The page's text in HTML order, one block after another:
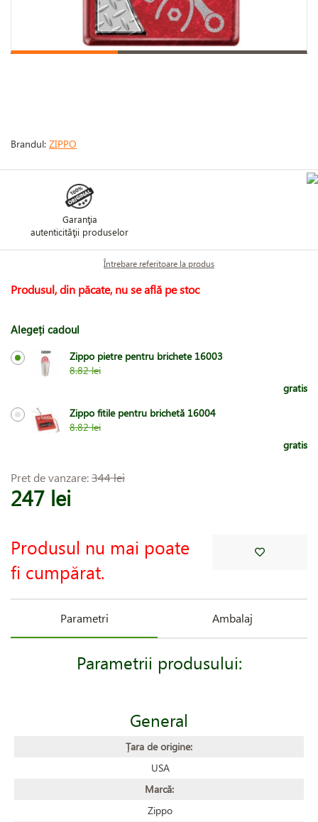
Brandul: ZIPPO
Garanţia
autenticităţii produselor
Întrebare referitoare la produs
Produsul, din păcate, nu se află pe stoc
Alegeți cadoul
Zippo pietre pentru brichete 16003
8.82 lei
gratis
Zippo fitile pentru brichetă 16004
8.82 lei
gratis
Pret de vanzare:344 lei
247 lei
Produsul nu mai poate
fi cumpărat.
Parametri Ambalaj
Parametrii produsului:
General
Țara de origine:
USA
Marcă:
Zippo